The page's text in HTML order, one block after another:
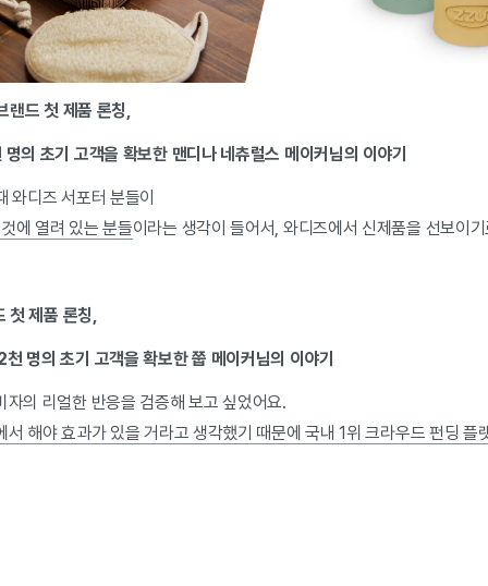
랜드 첫 제품 론칭,
의 초기 고객을 확보한 맨디나 네츄럴스 메이커님의 이야기
와디즈 서포터 분들이
에 열려 있는 분들이라는 생각이 들어서, 와디즈에서 신제품을 선보이
첫 제품 론칭,
명의 초기 고객을 확보한 쭙 메이커님의 이야기
자의 리얼한 반응을 검증해 보고 싶었어요.
서 해야 효과가 있을 거라고 생각했기 때문에 국내 1위 크라우드 펀딩 플